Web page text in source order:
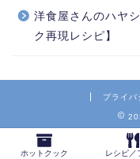
洋食屋さんのハヤ
ク再現レシピ】
プライバ
ホットクック レシピ／